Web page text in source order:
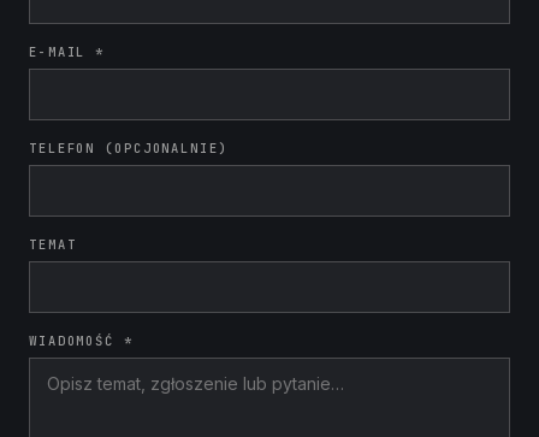
E-MAIL *
TELEFON (OPCJONALNIE)
TEMAT
WIADOMOŚĆ *